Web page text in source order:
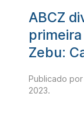
ABCZ
Zebu:
Publicado
2023.